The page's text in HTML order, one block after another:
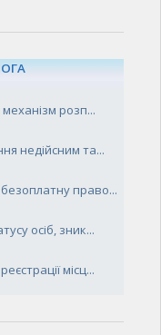
розп...
недійсним та...
право...
осіб, зник...
місц...